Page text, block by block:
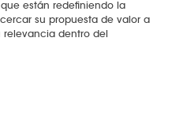
están redefiniendo la
su propuesta de valor a
relevancia dentro del